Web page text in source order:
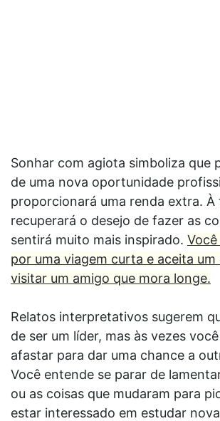
Sonhar com agiota simboliza que
de uma nova oportunidade
proporcionará uma renda extra. À
recuperará o desejo de fazer as
sentirá muito mais inspirado.
por uma viagem curta e aceita
visitar um amigo que mora longe.
Relatos interpretativos sugerem
de ser um líder, mas às vezes
afastar para dar uma chance a
Você entende se parar de
ou as coisas que mudaram para
estar interessado em estudar